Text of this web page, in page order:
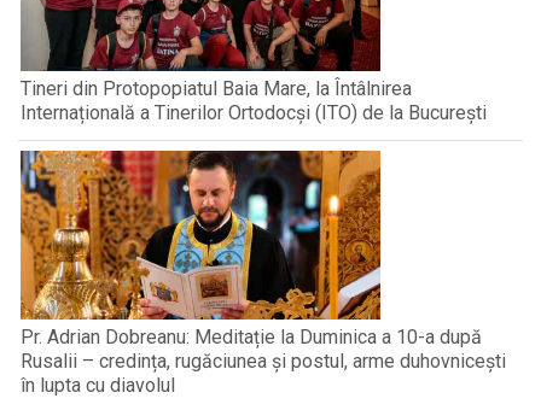
Tineri din Protopopiatul Baia Mare, la Întâlnirea
Internațională a Tinerilor Ortodocși (ITO) de la București
Pr. Adrian Dobreanu: Meditație la Duminica a 10-a după
Rusalii – credința, rugăciunea și postul, arme duhovnicești
în lupta cu diavolul